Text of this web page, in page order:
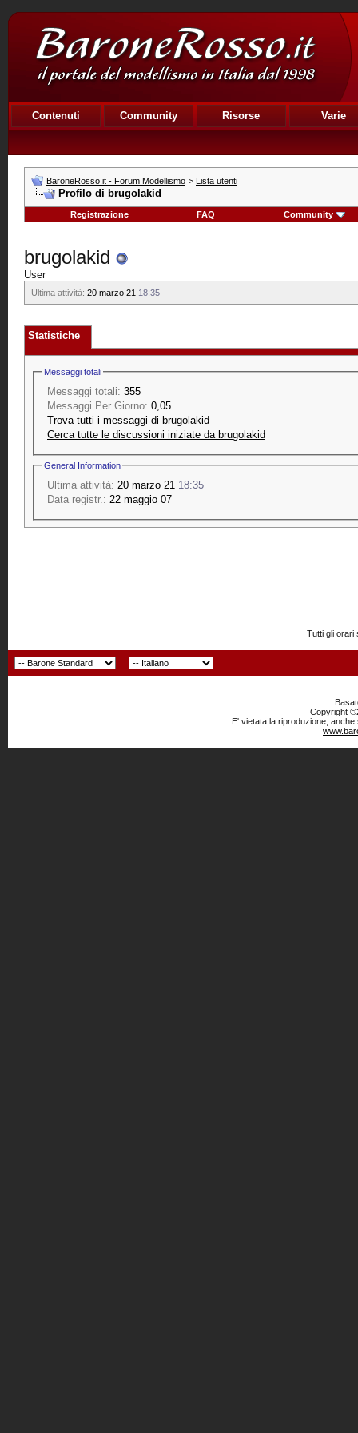
Contenuti Community Risorse Varie
BaroneRosso.it - Forum Modellismo > Lista utenti
Profilo di brugolakid
Registrazione FAQ Community
brugolakid
User
Ultima attività: 20 marzo 21 18:35
Statistiche
Messaggi totali
Messaggi totali: 355
Messaggi Per Giorno: 0,05
Trova tutti i messaggi di brugolakid
Cerca tutte le discussioni iniziate da brugolakid
General Information
Ultima attività: 20 marzo 21 18:35
Data registr.: 22 maggio 07
Tutti gli orari
Copyright
E' vietata la riproduzione,